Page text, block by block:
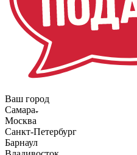
Ваш город
Самара
Москва
Санкт-Петербург
Барнаул